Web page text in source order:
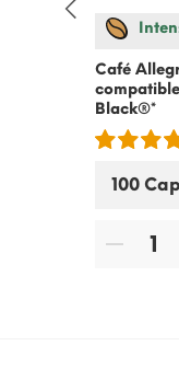
Café
Black®*